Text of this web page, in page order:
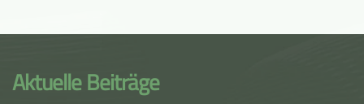
Aktuelle Beiträge